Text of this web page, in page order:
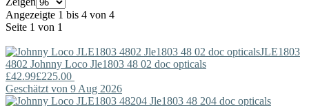
Angezeigte 1 bis 4 von 4
Seite 1 von 1
JLE1803
4802 Johnny Loco Jle1803 48 02 doc opticals
£42.99£225.00
Geschätzt von 9 Aug 2026